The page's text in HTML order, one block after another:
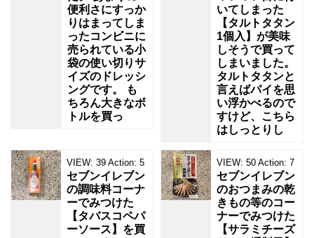
便利さにすっか
りはまってしま
ったコンビニに
売られている小
袋の使い切りサ
イズのドレッシ
ングです。 も
ちろん大きなボ
トルを買っ
いてしまった
【タルトタタン
1個入】が美味
しそうで買って
しまいました。
タルトタタンと
言えばパイを思
い浮かべるので
すけど、こちら
はしっとりし
VIEW: 39 Action: 5
セブンイレブン
の調味料コーナ
ーでみつけた
【タバスコペパ
ーソース】を買
VIEW: 50 Action: 7
セブンイレブン
のおつまみの乾
きもの等のコー
ナーでみつけた
【サラミチーズ